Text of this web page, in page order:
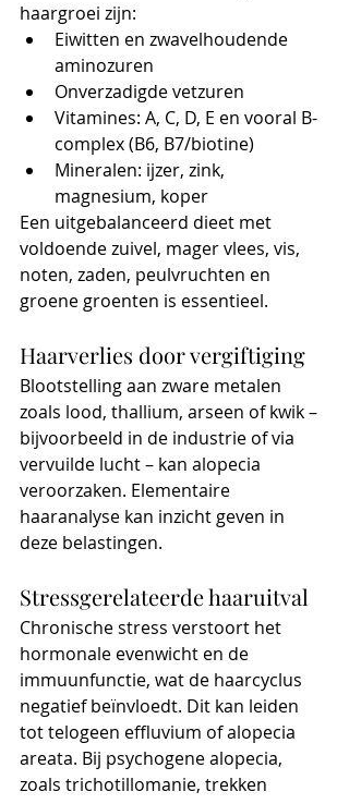
haargroei zijn:
Eiwitten en zwavelhoudende
aminozuren
Onverzadigde vetzuren
Vitamines: A, C, D, E en vooral B-
complex (B6, B7/biotine)
Mineralen: ijzer, zink,
magnesium, koper
Een uitgebalanceerd dieet met
voldoende zuivel, mager vlees, vis,
noten, zaden, peulvruchten en
groene groenten is essentieel.
Haarverlies door vergiftiging
Blootstelling aan zware metalen
zoals lood, thallium, arseen of kwik –
bijvoorbeeld in de industrie of via
vervuilde lucht – kan alopecia
veroorzaken. Elementaire
haaranalyse kan inzicht geven in
deze belastingen.
Stressgerelateerde haaruitval
Chronische stress verstoort het
hormonale evenwicht en de
immuunfunctie, wat de haarcyclus
negatief beïnvloedt. Dit kan leiden
tot telogeen effluvium of alopecia
areata. Bij psychogene alopecia,
zoals trichotillomanie, trekken